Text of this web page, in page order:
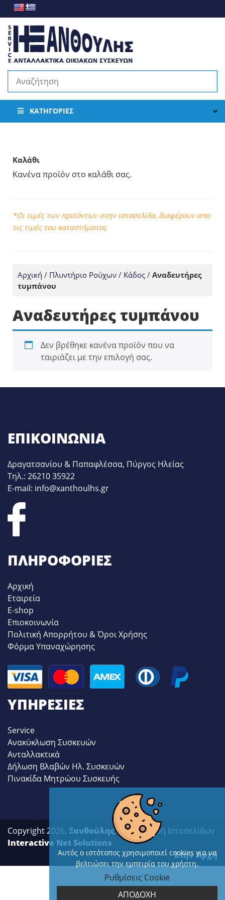
ΚΑΤΗΓΟΡΊΕΣ
Καλάθι
Κανένα προϊόν στο καλάθι σας.
*Οι τιμές των προϊόντων στην ιστοσελίδα, διαφέρουν απο
τις τιμές του καταστήματος
Αρχική / Πλυντήριο Ρούχων / Κάδος / Αναδευτήρες
τυμπάνου
Αναδευτήρες τυμπάνου
Δεν βρέθηκε κανένα προϊόν που να
ταιριάζει με την επιλογή σας.
ΕΠΙΚΟΙΝΩΝΊΑ
Δραγατσανίου & Παπαφλέσσα, Πύργος Ηλείας
Τηλ.: 26210 35922
E-mail: info@xanthoulhs.gr
ΠΛΗΡΟΦΟΡΊΕΣ
Αρχική
Εταιρεία
E-shop
Επιοκοινωνία
Πολιτική Απορρήτου & Όροι Χρήσης
Φόρμα Υπαναχώρησης
ΥΠΗΡΕΣΊΕΣ
Service
Ανακύκλωση Συσκευών
Ανταλλακτικά
Δήλωση Βλαβών Ηλ. Συσκευών
Πινακίδα Μητρώου Συσκευής
Copyright 2026, Ξανθούλης| Κατασκευή Ιστοσελίδων
Interactive Net Solutions
Στην Αρχή
Αυτός ο ιστότοπος χρησιμοποιεί cookies για να
βελτιώσει την εμπειρία του χρήστη.
Ρυθμίσεις Cookie
ΑΠΟΔΟΧΗ